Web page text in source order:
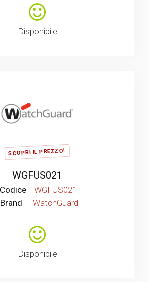
Disponibile
SCOPRI IL PREZZO!
WGFUS021
Codice
WGFUS021
Brand
WatchGuard
Disponibile